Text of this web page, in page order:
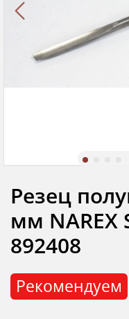
Рекомендуем
Резец
мм NAREX
892408